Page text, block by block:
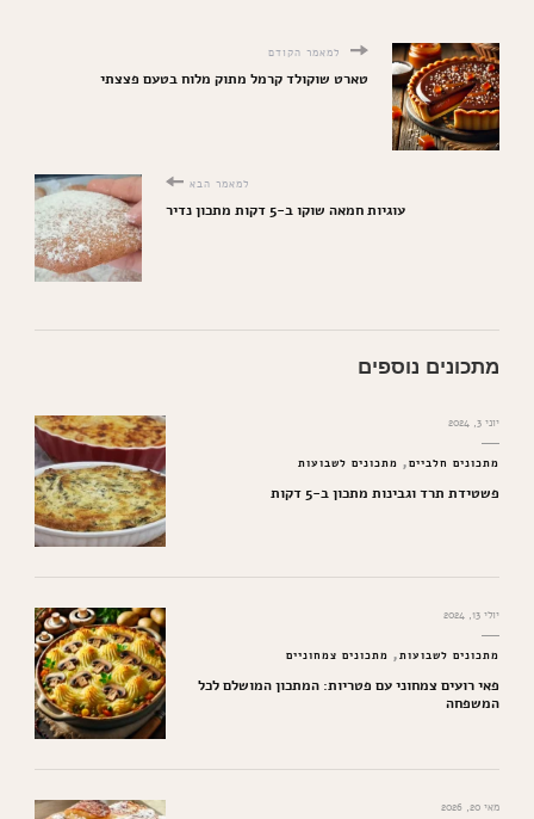
למאמר הקודם
טארט שוקולד קרמל מתוק מלוח בטעם פצצתי
למאמר הבא
עוגיות חמאה שוקו ב-5 דקות מתכון נדיר
מתכונים נוספים
יוני 3, 2024
מתכונים חלביים מתכונים לשבועות
פשטידת תרד וגבינות מתכון ב-5 דקות
יולי 13, 2024
מתכונים לשבועות מתכונים צמחוניים
פאי רועים צמחוני עם פטריות: המתכון המושלם לכל
המשפחה
מאי 20, 2026